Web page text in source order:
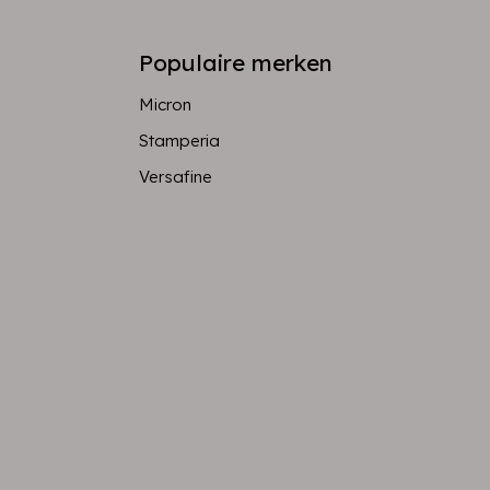
Populaire merken
Micron
Stamperia
Versafine